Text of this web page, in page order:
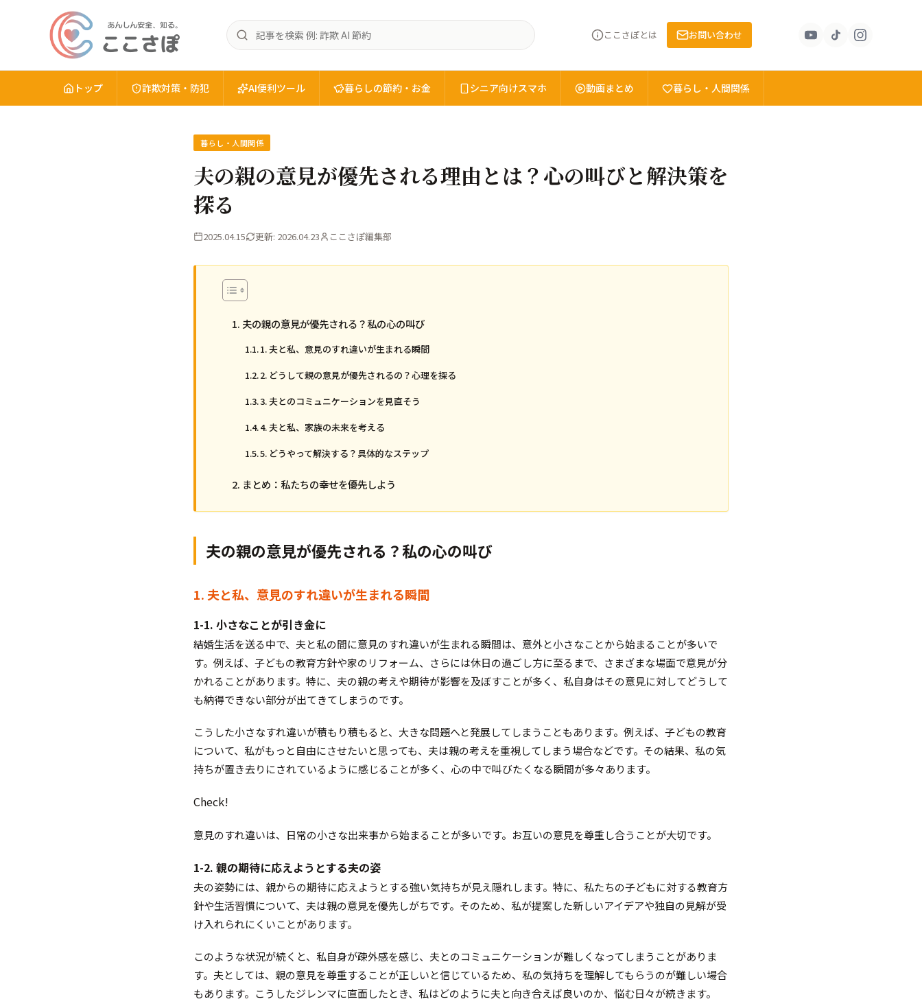
あ
記
事
ここさぽとは お問い合わせ
トップ 詐欺対策・防犯 AI便利ツール 暮らしの節約・お金 シニア向けスマホ 動画まとめ 暮らし・人間関係
暮らし・人間関係
夫の親の意見が優先される理由とは？心の叫びと解決策を
探る
2025.04.15 更新: 2026.04.23 ここさぽ編集部
夫の親の意見が優先される？私の心の叫び
1. 夫と私、意見のすれ違いが生まれる瞬間
2. どうして親の意見が優先されるの？心理を探る
3. 夫とのコミュニケーションを見直そう
4. 夫と私、家族の未来を考える
5. どうやって解決する？具体的なステップ
まとめ：私たちの幸せを優先しよう
夫の親の意見が優先される？私の心の叫び
1. 夫と私、意見のすれ違いが生まれる瞬間
1-1. 小さなことが引き金に
結婚生活を送る中で、夫と私の間に意見のすれ違いが生まれる瞬間は、意外と小さなことから始まることが多いで
す。例えば、子どもの教育方針や家のリフォーム、さらには休日の過ごし方に至るまで、さまざまな場面で意見が分
かれることがあります。特に、夫の親の考えや期待が影響を及ぼすことが多く、私自身はその意見に対してどうして
も納得できない部分が出てきてしまうのです。
こうした小さなすれ違いが積もり積もると、大きな問題へと発展してしまうこともあります。例えば、子どもの教育
について、私がもっと自由にさせたいと思っても、夫は親の考えを重視してしまう場合などです。その結果、私の気
持ちが置き去りにされているように感じることが多く、心の中で叫びたくなる瞬間が多々あります。
Check!
意見のすれ違いは、日常の小さな出来事から始まることが多いです。お互いの意見を尊重し合うことが大切です。
1-2. 親の期待に応えようとする夫の姿
夫の姿勢には、親からの期待に応えようとする強い気持ちが見え隠れします。特に、私たちの子どもに対する教育方
針や生活習慣について、夫は親の意見を優先しがちです。そのため、私が提案した新しいアイデアや独自の見解が受
け入れられにくいことがあります。
このような状況が続くと、私自身が疎外感を感じ、夫とのコミュニケーションが難しくなってしまうことがありま
す。夫としては、親の意見を尊重することが正しいと信じているため、私の気持ちを理解してもらうのが難しい場合
もあります。こうしたジレンマに直面したとき、私はどのように夫と向き合えば良いのか、悩む日々が続きます。